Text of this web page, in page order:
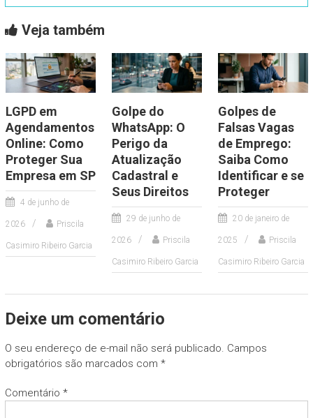
Veja também
LGPD em
Agendamentos
Online: Como
Proteger Sua
Empresa em SP
4 de junho de
2026 Priscila
Casimiro Ribeiro Garcia
Golpe do
WhatsApp: O
Perigo da
Atualização
Cadastral e
Seus Direitos
29 de junho de
2026 Priscila
Casimiro Ribeiro Garcia
Golpes de
Falsas Vagas
de Emprego:
Saiba Como
Identificar e se
Proteger
20 de janeiro de
2025 Priscila
Casimiro Ribeiro Garcia
Deixe um comentário
O seu endereço de e-mail não será publicado. Campos
obrigatórios são marcados com *
Comentário *